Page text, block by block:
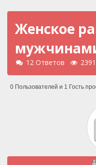
Женское
12 Ответов
0 Пользователей и 1 Гость